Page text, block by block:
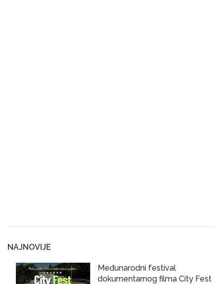
NAJNOVIJE
Međunarodni festival
dokumentarnog filma City Fest